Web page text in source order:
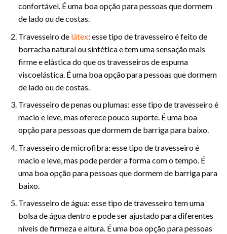
confortável. É uma boa opção para pessoas que dormem
de lado ou de costas.
Travesseiro de látex: esse tipo de travesseiro é feito de
borracha natural ou sintética e tem uma sensação mais
firme e elástica do que os travesseiros de espuma
viscoelástica. É uma boa opção para pessoas que dormem
de lado ou de costas.
Travesseiro de penas ou plumas: esse tipo de travesseiro é
macio e leve, mas oferece pouco suporte. É uma boa
opção para pessoas que dormem de barriga para baixo.
Travesseiro de microfibra: esse tipo de travesseiro é
macio e leve, mas pode perder a forma com o tempo. É
uma boa opção para pessoas que dormem de barriga para
baixo.
Travesseiro de água: esse tipo de travesseiro tem uma
bolsa de água dentro e pode ser ajustado para diferentes
níveis de firmeza e altura. É uma boa opção para pessoas